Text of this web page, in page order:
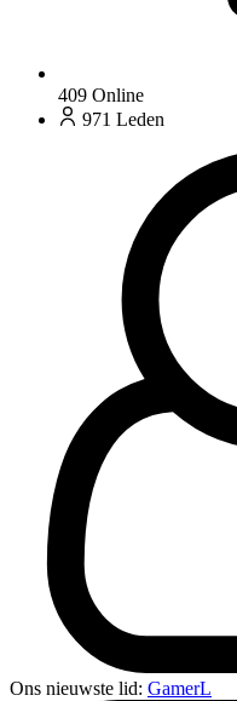
409 Online
971 Leden
Ons nieuwste lid: GamerL